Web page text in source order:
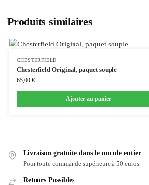
Produits similaires
CHESTERFIELD
Chesterfield Original, paquet souple
65,00 €
Ajouter au panier
Livraison gratuite dans le monde entier
Pour toute commande supérieure à 50 euros
Retours Possibles